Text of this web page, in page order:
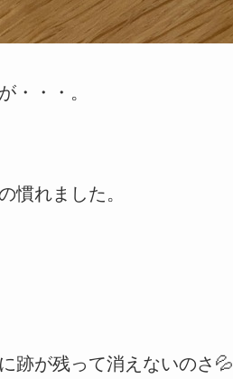
・・・。
慣れました。
跡が残って消えないのさ💦